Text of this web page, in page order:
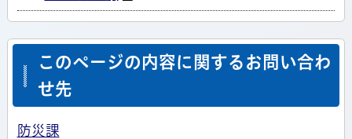
このページの内容に関するお問い合わ
せ先
防災課